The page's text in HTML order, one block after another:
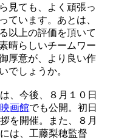
見ても、よく頑張っ
ています。あとは、
以上の評価を頂いて
晴らしいチームワー
厚意が、より良い作
でしょうか。
は、今後、８月１０日
画館でも公開。初日
を開催。また、８月
は、工藤梨穂監督